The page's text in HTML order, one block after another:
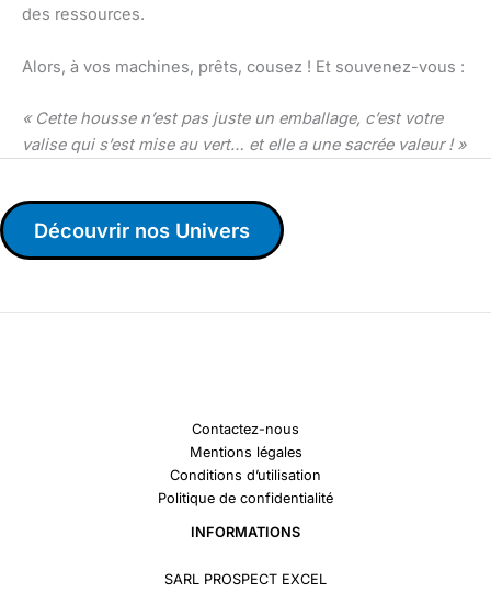
des ressources.
Alors, à vos machines, prêts, cousez ! Et souvenez-vous :
« Cette housse n’est pas juste un emballage, c’est votre
valise qui s’est mise au vert… et elle a une sacrée valeur ! »
Découvrir nos Univers
Contactez-nous
Mentions légales
Conditions d’utilisation
Politique de confidentialité
INFORMATIONS
SARL PROSPECT EXCEL